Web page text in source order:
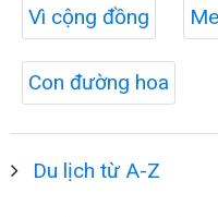
Vì cộng đồng
Con đường hoa
Du lịch từ A-Z